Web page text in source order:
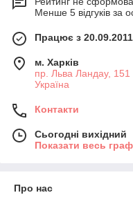
Менше 5 відгуків за
Працює з 20.09.2011
м. Харків
пр. Льва Ландау, 151
Україна
Контакти
Сьогодні вихідний
Показати весь
Про нас